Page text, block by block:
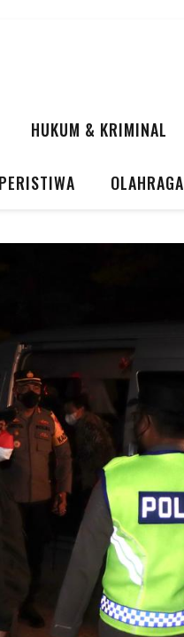
HUKUM & KRIMINAL
PERISTIWA OLAHRAGA